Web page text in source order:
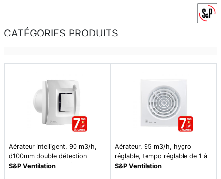
CATÉGORIES PRODUITS
Aérateur intelligent, 90 m3/h,
d100mm double détection
hygrométrique et présence -
S&P Ventilation
Aérateur, 95 m3/h, hygro
réglable, tempo réglable de 1 à
30 mn, d 100 mm - silent 100
S&P Ventilation